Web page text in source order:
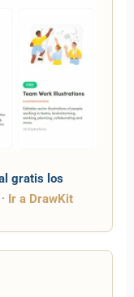
gratis los
Ir a DrawKit